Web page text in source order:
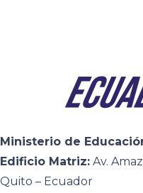
Ministerio de
Edificio Matriz: Av.
Quito – Ecuador